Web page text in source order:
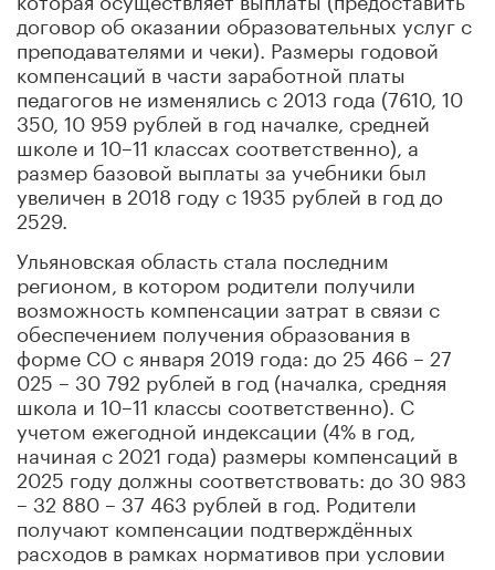
договор об оказании образовательных услуг с
преподавателями и чеки). Размеры годовой
компенсаций в части заработной платы
педагогов не изменялись с 2013 года (7610, 10
350, 10 959 рублей в год началке, средней
школе и 10–11 классах соответственно), а
размер базовой выплаты за учебники был
увеличен в 2018 году с 1935 рублей в год до
2529.
Ульяновская область стала последним
регионом, в котором родители получили
возможность компенсации затрат в связи с
обеспечением получения образования в
форме СО с января 2019 года: до 25 466 – 27
025 – 30 792 рублей в год (началка, средняя
школа и 10–11 классы соответственно). С
учетом ежегодной индексации (4% в год,
начиная с 2021 года) размеры компенсаций в
2025 году должны соответствовать: до 30 983
– 32 880 – 37 463 рублей в год. Родители
получают компенсации подтверждённых
расходов в рамках нормативов при условии